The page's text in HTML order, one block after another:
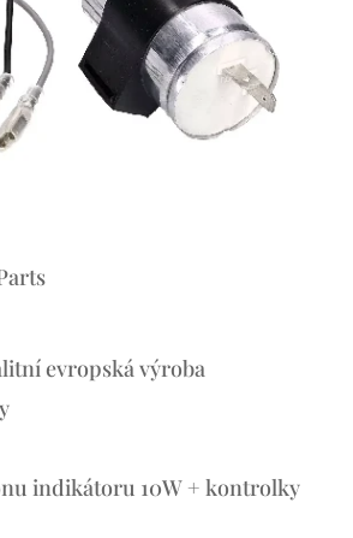
evropská výroba
indikátoru 10W + kontrolky